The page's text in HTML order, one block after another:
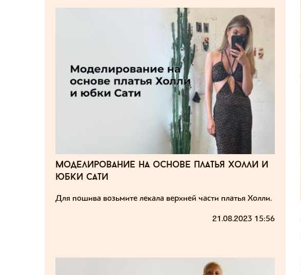
моделирование на основе платья холли и
юбки сати
Для пошива возьмите лекала верхней части платья Холли.
21.08.2023 15:56